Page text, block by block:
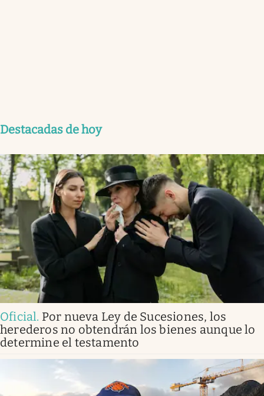
Destacadas de hoy
Oficial. Por nueva Ley de Sucesiones, los
herederos no obtendrán los bienes aunque lo
determine el testamento